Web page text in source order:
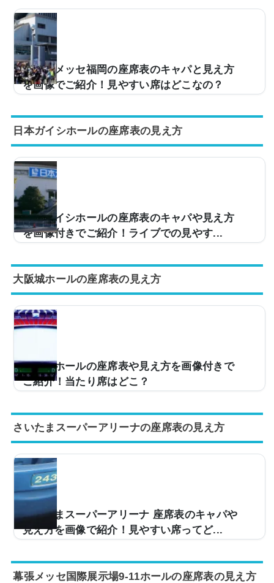
ー席orアリーナ席どっちが良い？横浜アリーナのキャパ
やアクセスなどについて、解説。この記事を読めば、横
浜アリーナの座席からの眺めがどのような感じなのかが
わかりますよ。 (adsbygoogle = window.adsbygoogle ||
).push({});横浜アリーナの座席表やキャパは？横浜アリ
ーナの座席表は以下の通りです。AパターンAパ...
マリンメッセ福岡の座席表のキャパと見え方
を画像でご紹介！見やすい席はどこなの？
は約13,000人と大規模な会場となっており、有名アーテ
ィストのツアーなどでよく使用される会場の一つです。
「マリンメッセ福岡に今度行くけど、座席からの景色は
どんな感じなんだろう…」という方のために、座席から
の見え方を画像付きで座席表とともにご紹介し、見やす
い席についてもまとめてみました。マリンメッセ福岡の
座席表とキャパは？マリンメッセ福岡の座席表は以下の
通りとなっています。さらに詳細な座席表は以下のリン
クから見ることができます。＞＞マリンメッセ福岡の...
日本ガイシホールの座席表の見え方
日本ガイシホールの座席表のキャパや見え方
を画像付きでご紹介！ライブでの見やす...
は約10,000人と中部地区では大規模なアリーナとなるた
め、ツアーなどでよく使用される会場の一つです。そん
な日本ガイシホールですが、実際に座席表からどのよう
な眺めが見えるのか、見え方が気になりますよね？そこ
で、実際の画像付きで座席から見える景色を画像付きで
ご紹介し、見やすさなどについても説明していきます。
シホールの座席表の画像は以下の通りです。引用：日本
ガイシホール公式HPちなみに日本ガイシホール公式H...
大阪城ホールの座席表の見え方
大阪城ホールの座席表や見え方を画像付きで
ご紹介！当たり席はどこ？
くんだけど、座席からの眺めが気になって……。どんな
雰囲気か実際の写真とかを見てみたい。そこで、当記事
では大阪城ホールの座席からの実際の写真の紹介当たり
席はどこ？大阪城ホールのキャパやアクセスなどについ
て、解説。この記事を読めば、大阪城ホールの座席から
の眺めがどのような感じなのかがわかりますよ。 (adsb
ygoogle = window.adsbygoogle || ).push({});大阪城ホー
ルの座席表の画像とキャパは？まず、大阪城ホールはス
テージパターンAステージパターンBステージパ...
さいたまスーパーアリーナの座席表の見え方
さいたまスーパーアリーナ 座席表のキャパや
見え方を画像で紹介！見やすい席ってど...
ーナ。収容人数は約37,000人と関東のコンサート会場で
は規模が非常に大きいのが特徴です。そこで、お目当の
幕張メッセ国際展示場9-11ホールの座席表の見え方